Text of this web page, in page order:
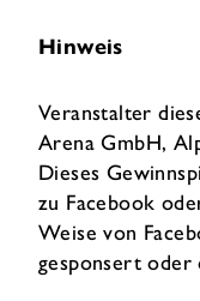
Hinweis
Veranstalter
Arena GmbH,
Dieses
zu Facebook
Weise von
gesponsert oder